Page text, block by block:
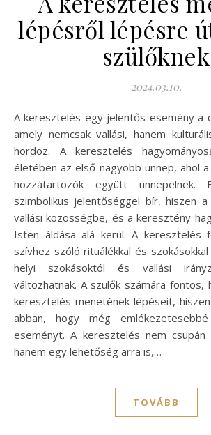
lépésről lépésre
szülőknek
2024.03.10.
A keresztelés egy jelentős esemény a családok életében,
amely nemcsak vallási, hanem
hordoz. A keresztelés
életében az első nagyobb ünnep, ahol
hozzátartozók együtt ünnepelnek.
szimbolikus jelentőséggel bír, hiszen
vallási közösségbe, és a keresztény
Isten áldása alá kerül. A keresztelés
szívhez szóló rituálékkal és
helyi szokásoktól és vallási
változhatnak. A szülők számára fontos,
keresztelés menetének lépéseit,
abban, hogy még
eseményt. A keresztelés nem csupán
hanem egy lehetőség arra is,…
TOVÁBB